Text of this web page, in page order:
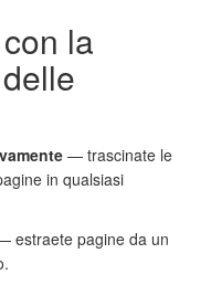
la
— trascinate le
in qualsiasi
estraete pagine da un